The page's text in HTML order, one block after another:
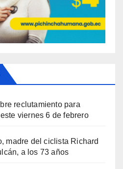
reclutamiento para
viernes 6 de febrero
madre del ciclista Richard
a los 73 años